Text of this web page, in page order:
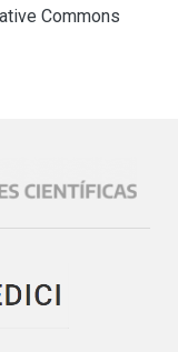
2017.
y plagas de la
Commons